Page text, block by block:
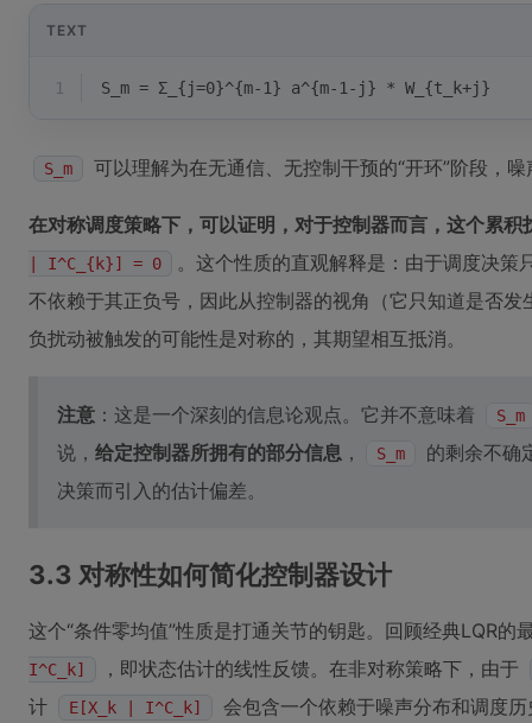
TEXT
1 S_m = Σ_{j=0}^{m-1} a^{m-1-j} * W_{t_k+j}
S_m 可以理解为在无通信、无控制干预的“开环”阶段，
在对称调度策略下，可以证明，对于控制器而言，这个累积
| I^C_{k}] = 0
。这个性质的直观解释是：由于调度决策
不依赖于其正负号，因此从控制器的视角（它只知道是否
负扰动被触发的可能性是对称的，其期望相互抵消。
注意 ：这是一个深刻的信息论观点。它并不意味着 S_m
说， 给定控制器所拥有的部分信息 ， S_m
的剩余不确
决策而引入的估计偏差。
3.3 对称性如何简化控制器设计
这个“条件零均值”性质是打通关节的钥匙。回顾经典LQR的
I^C_k]
，即状态估计的线性反馈。在非对称策略下，由于
计
E[X_k | I^C_k] 会包含一个依赖于噪声分布和调度